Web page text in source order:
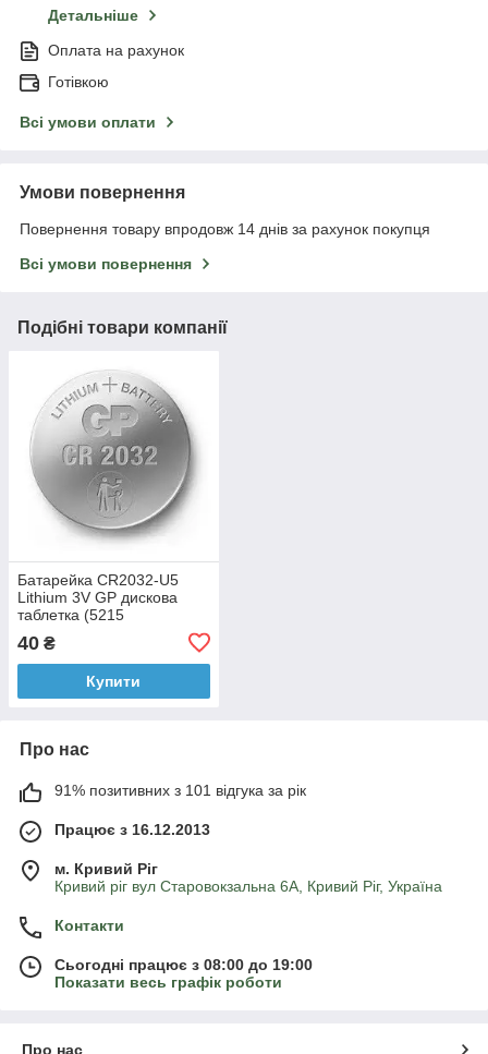
Детальніше
Оплата на рахунок
Готівкою
Всі умови оплати
Умови повернення
Повернення товару впродовж 14 днів за рахунок покупця
Всі умови повернення
Подібні товари компанії
Батарейка CR2032-U5
Lithium 3V GP дискова
таблетка (5215
40 ₴
Купити
Про нас
91% позитивних з 101 відгука за рік
Працює з 16.12.2013
м. Кривий Ріг
Кривий ріг вул Старовокзальна 6А, Кривий Ріг, Україна
Контакти
Сьогодні працює з 08:00 до 19:00
Показати весь графік роботи
Про нас